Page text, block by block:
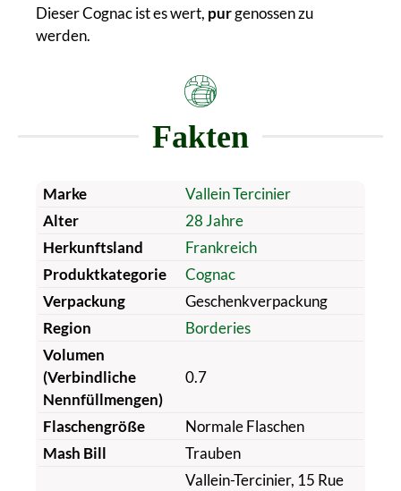
Dieser Cognac ist es wert, purgenossen zu
werden.
Fakten
Marke
Vallein Tercinier
Alter
28 Jahre
Herkunftsland
Frankreich
Produktkategorie
Cognac
Verpackung
Geschenkverpackung
Region
Borderies
Volumen
(Verbindliche
Nennfüllmengen)
0.7
Flaschengröße
Normale Flaschen
Mash Bill
Trauben
Vallein-Tercinier, 15 Rue